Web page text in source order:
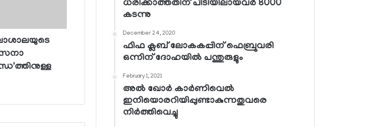
സനാ
ധരിക്കാത്തതിന് പിടിയിലായവര്‍ 8000
കടന്നു
December 24, 2020
ഫിഫ ക്ലബ് ലോകകപ്പിന് ഫെബ്രുവരി
ഒന്നിന് ദോഹയില്‍ പന്തുരുളും
February 1, 2021
അല്‍ ഖോര്‍ കാര്‍ണിവെല്‍
ഇനിയൊരറിയിപ്പുണ്ടാകുന്നതുവരെ
നിര്‍ത്തിവെച്ചു